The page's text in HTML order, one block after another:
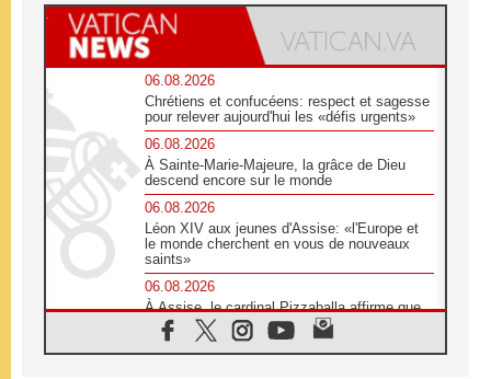
06.08.2026
Chrétiens et confucéens: respect et sagesse
pour relever aujourd'hui les «défis urgents»
06.08.2026
À Sainte-Marie-Majeure, la grâce de Dieu
descend encore sur le monde
06.08.2026
Léon XIV aux jeunes d'Assise: «l'Europe et
le monde cherchent en vous de nouveaux
saints»
06.08.2026
À Assise, le cardinal Pizzaballa affirme que
«les chrétiens veulent la paix»
06.08.2026